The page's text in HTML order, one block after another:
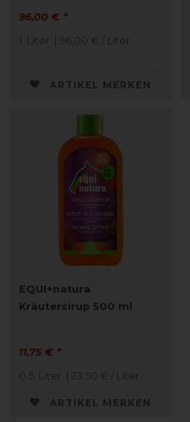
96,00 € *
1 Liter | 96,00 € / Liter
ARTIKEL MERKEN
EQUI+natura
Kräutersirup 500 ml
11,75 € *
0.5 Liter | 23,50 € / Liter
ARTIKEL MERKEN